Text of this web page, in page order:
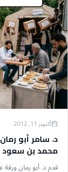
أكتوبر 11, 2012
محمد بن سعود
البحث العلمي
قدم د. أبو رمان